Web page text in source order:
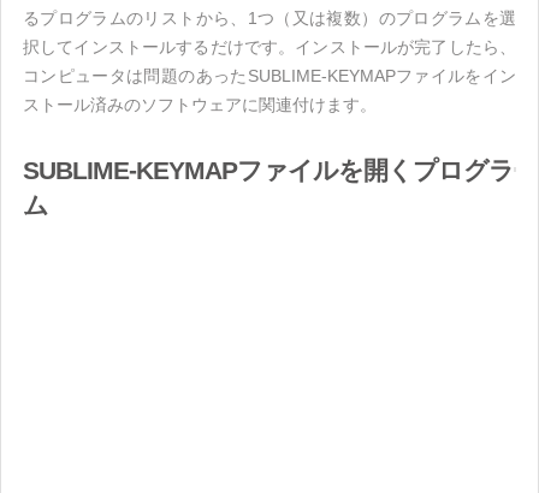
るプログラムのリストから、1つ（又は複数）のプログラムを選
択してインストールするだけです。インストールが完了したら、
コンピュータは問題のあったSUBLIME-KEYMAPファイルをイン
ストール済みのソフトウェアに関連付けます。
SUBLIME-KEYMAPファイルを開くプログラ
ム